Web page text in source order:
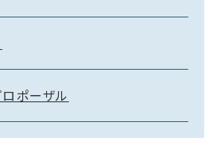
ロポーザル